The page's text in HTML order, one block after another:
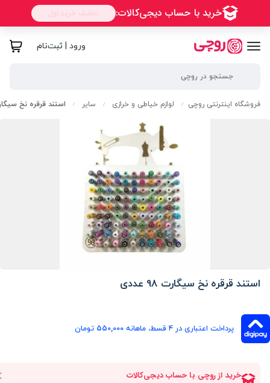
ورود | ثبت‌نام
فروشگاه اینترنتی روچی / لوازم خیاطی و خرازی / سایر / استند قرقره نخ سیگارت 98
استند قرقره نخ سیگارت 98 عددی
پرداخت اعتباری در ۴ قسط، ماهانه 550,000 تومان